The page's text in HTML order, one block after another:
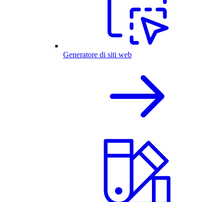
Generatore di siti web